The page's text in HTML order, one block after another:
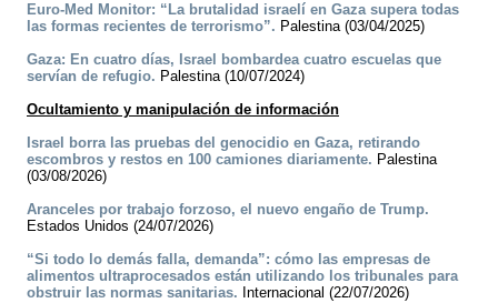
Euro-Med Monitor: “La brutalidad israelí en Gaza supera todas
las formas recientes de terrorismo”. Palestina (03/04/2025)
Gaza: En cuatro días, Israel bombardea cuatro escuelas que
servían de refugio. Palestina (10/07/2024)
Ocultamiento y manipulación de información
Israel borra las pruebas del genocidio en Gaza, retirando
escombros y restos en 100 camiones diariamente. Palestina
(03/08/2026)
Aranceles por trabajo forzoso, el nuevo engaño de Trump.
Estados Unidos (24/07/2026)
“Si todo lo demás falla, demanda”: cómo las empresas de
alimentos ultraprocesados están utilizando los tribunales para
obstruir las normas sanitarias. Internacional (22/07/2026)